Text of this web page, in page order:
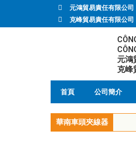
元鴻貿易責任有限公司
克峰貿易責任有限公司
元鴻
克峰
首頁 公司簡介
華南車頭夾線器